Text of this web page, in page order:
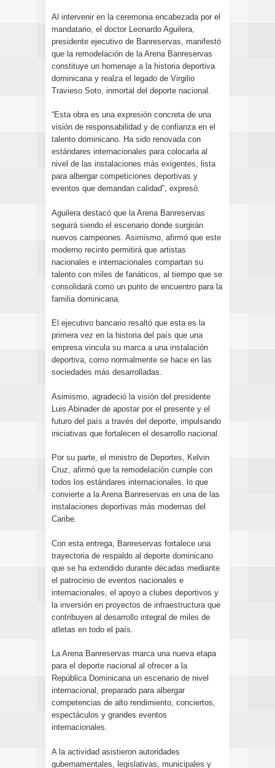
Al intervenir en la ceremonia encabezada por el
mandatario, el doctor Leonardo Aguilera,
presidente ejecutivo de Banreservas, manifestó
que la remodelación de la Arena Banreservas
constituye un homenaje a la historia deportiva
dominicana y realza el legado de Virgilio
Travieso Soto, inmortal del deporte nacional.
“Esta obra es una expresión concreta de una
visión de responsabilidad y de confianza en el
talento dominicano. Ha sido renovada con
estándares internacionales para colocarla al
nivel de las instalaciones más exigentes, lista
para albergar competiciones deportivas y
eventos que demandan calidad”, expresó.
Aguilera destacó que la Arena Banreservas
seguirá siendo el escenario donde surgirán
nuevos campeones. Asimismo, afirmó que este
moderno recinto permitirá que artistas
nacionales e internacionales compartan su
talento con miles de fanáticos, al tiempo que se
consolidará como un punto de encuentro para la
familia dominicana.
El ejecutivo bancario resaltó que esta es la
primera vez en la historia del país que una
empresa vincula su marca a una instalación
deportiva, como normalmente se hace en las
sociedades más desarrolladas.
Asimismo, agradeció la visión del presidente
Luis Abinader de apostar por el presente y el
futuro del país a través del deporte, impulsando
iniciativas que fortalecen el desarrollo nacional.
Por su parte, el ministro de Deportes, Kelvin
Cruz, afirmó que la remodelación cumple con
todos los estándares internacionales, lo que
convierte a la Arena Banreservas en una de las
instalaciones deportivas más modernas del
Caribe.
Con esta entrega, Banreservas fortalece una
trayectoria de respaldo al deporte dominicano
que se ha extendido durante décadas mediante
el patrocinio de eventos nacionales e
internacionales, el apoyo a clubes deportivos y
la inversión en proyectos de infraestructura que
contribuyen al desarrollo integral de miles de
atletas en todo el país.
La Arena Banreservas marca una nueva etapa
para el deporte nacional al ofrecer a la
República Dominicana un escenario de nivel
internacional, preparado para albergar
competencias de alto rendimiento, conciertos,
espectáculos y grandes eventos
internacionales.
A la actividad asistieron autoridades
gubernamentales, legislativas, municipales y